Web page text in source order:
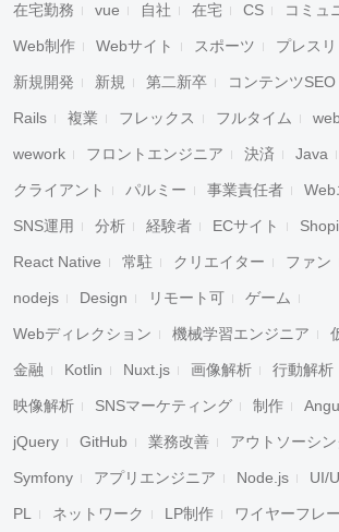
在宅勤務 vue 自社 在宅 CS コミュ
Web制作 Webサイト スポーツ プレス
新規開発 新規 第二新卒 コンテンツSEO
Rails 複業 フレックス フルタイム
wework フロントエンジニア 決済 Java
クライアント パルミー 事業責任者 Web
SNS運用 分析 経験者 ECサイト
React Native 常駐 クリエイター ファン
nodejs Design リモート可 ゲーム
Webディレクション 機械学習エンジニア
金融 Kotlin Nuxt.js 画像解析 行動解析
映像解析 SNSマーケティング 制作
jQuery GitHub 業務改善 アウトソーシ
Symfony アプリエンジニア Node.js UI/
PL ネットワーク LP制作 ワイヤーフレ